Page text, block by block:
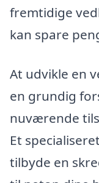
fremtidige
kan spare
At udvikle en
en grundig
nuværende
Et
tilbyde en